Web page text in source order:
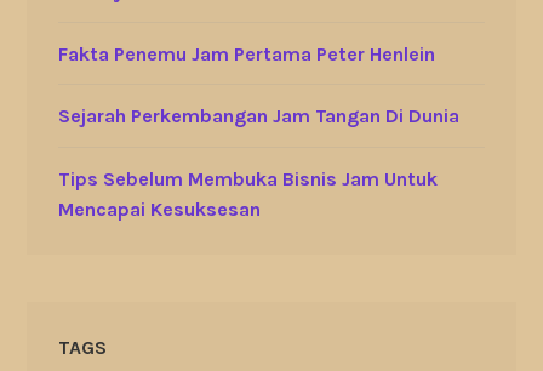
Fakta Penemu Jam Pertama Peter Henlein
Sejarah Perkembangan Jam Tangan Di Dunia
Tips Sebelum Membuka Bisnis Jam Untuk
Mencapai Kesuksesan
TAGS